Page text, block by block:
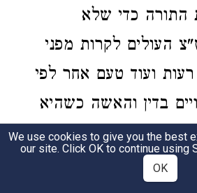
התורה כדי שלא
העולים לקרות מפני
ועוד טעם אחר לפי
בדין והאשה כשהיא
לה השם יאיר לך וכן
אומרים השם יוציאך
We use cookies to give you the best
our site. Click OK to continue using
OK